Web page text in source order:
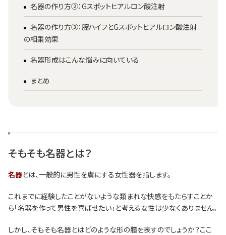
名器の作り方②：Gスポットヒアルロン酸注射
名器の作り方③：膣ハイフとGスポットヒアルロン酸注射
の相乗効果
名器形成はこんな悩みに向いている
まとめ
そもそも名器とは？
名器とは、一般的に男性を虜にする女性器を指します。
これまでに経験したことがないような類まれな快感をもたらすことか
ら「名器を作って男性を喜ばせたい」と考える女性は少なくありません。
しかし、そもそも名器とはどのような形の膣を表すのでしょうか？ここ